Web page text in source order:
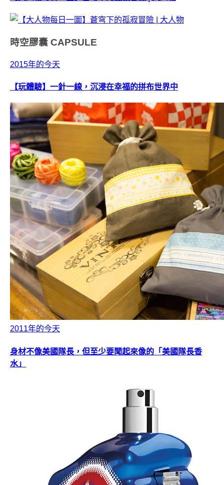
時空膠囊 CAPSULE
2015年的今天
【玩體驗】一針一線，沉浸在幸福的拼布世界中
2011年的今天
身材不像美國隊長，但至少要聞起來像的「美國隊長香
水」